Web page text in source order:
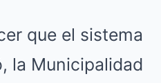
que el sistema
la Municipalidad